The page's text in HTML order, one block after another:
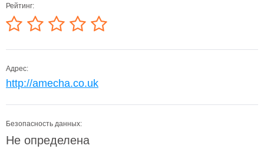
Рейтинг:
Адрес:
http://amecha.co.uk
Безопасность данных:
Не определена